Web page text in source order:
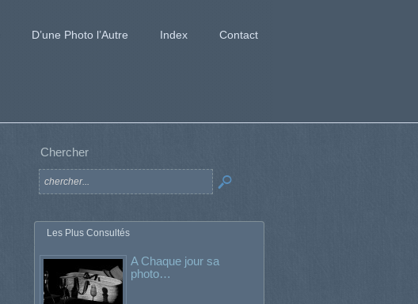
D’une Photo l’Autre Index Contact
Chercher
Les Plus Consultés
A Chaque jour sa
photo…